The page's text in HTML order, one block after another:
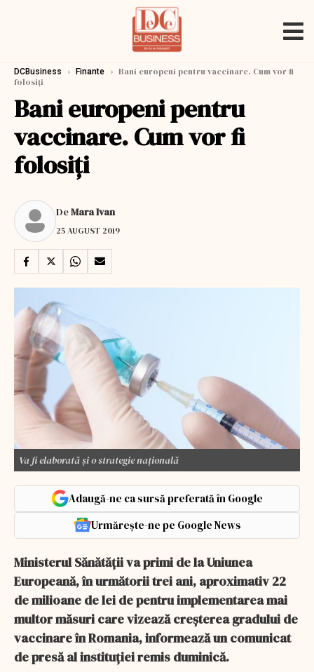
DCBusiness › Finante › Bani europeni pentru vaccinare. Cum vor fi
folosiți
Bani europeni pentru
vaccinare. Cum vor fi
folosiți
DeMara Ivan
25 AUGUST 2019
Va fi elaborată și o strategie națională
Adaugă-ne ca sursă preferată în Google
Urmărește-ne pe Google News
Ministerul Sănătăţii va primi de la Uniunea
Europeană, în următorii trei ani, aproximativ 22
de milioane de lei de pentru implementarea mai
multor măsuri care vizează creşterea gradului de
vaccinare în Romania, informează un comunicat
de presă al instituţiei remis duminică.